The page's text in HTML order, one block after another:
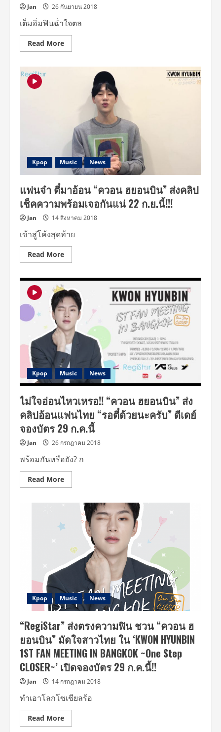
Jan 26 กันยายน 2018
เต็มอิ่มฟินฉ่ำใจตล
Read MoreRead
more
แฟน
คลับ
เต็ม
ใน
‘KWON
1ST
FAN
MEETING
IN
BANGKOK
~One
Step
CLOSER~
Kpop Music News
แฟนจ๋า ตี๋มาอ้อน “ควอน ฮยอนบิน” ส่งคลิป
เช็คความพร้อมเจอกันแน่ 22 ก.ย.นี้!!!
Jan 14 สิงหาคม 2018
เข้าสู่โค้งสุดท้าย
Read MoreRead
more
จ๋า
ตี๋
มา
อ้อน
“ควอน
ฮ
ยอน
บิน”
ส่ง
คลิป
เช็ค
ความ
พร้อม
เจอ
กัน
แน่
ก.ย.นี้!!!
Kpop Music News
ไม่ใจอ่อนไหวเหรอ!! “ควอน ฮยอนบิน” ส่ง
คลิปอ้อนแฟนไทย “รอตี๋ด้วยนะครับ” ดีเดย์
จองบัตร 29 ก.ค.นี้
Jan 26 กรกฎาคม 2018
พร้อมกันหรือยัง? ก
Read MoreRead
more
ใจอ่อน
เหรอ!!
“ควอน
บิน”
ส่ง
คลิป
อ้อน
“รอ
ตี๋
ด้วย
นะ
ดี
เดย์
จอง
บัตร
29
ก.ค.นี้
Kpop Music News
“RegiStar” ส่งตรงความฟิน ชวน “ควอน ฮ
ยอนบิน” มัดใจสาวไทย ใน ‘KWON HYUNBIN
1ST FAN MEETING IN BANGKOK ~One Step
CLOSER~’ เปิดจองบัตร 29 ก.ค.นี้!!
Jan 14 กรกฎาคม 2018
ทำเอาโลกโซเชียลร้อ
Read MoreRead
more